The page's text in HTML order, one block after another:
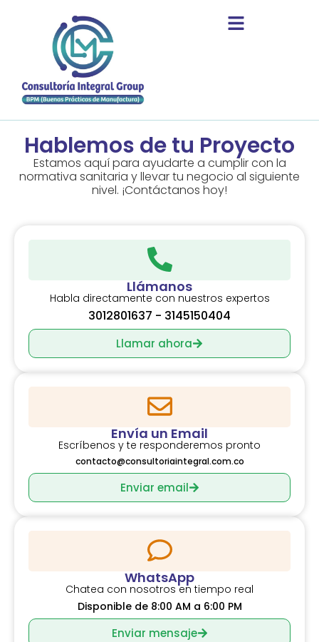
Hablemos de tu Proyecto
Estamos aquí para ayudarte a cumplir con la
normativa sanitaria y llevar tu negocio al siguiente
nivel. ¡Contáctanos hoy!
Llámanos
Habla directamente con nuestros expertos
3012801637 - 3145150404
Llamar ahora
Envía un Email
Escríbenos y te responderemos pronto
contacto@consultoriaintegral.com.co
Enviar email
WhatsApp
Chatea con nosotros en tiempo real
Disponible de 8:00 AM a 6:00 PM
Enviar mensaje